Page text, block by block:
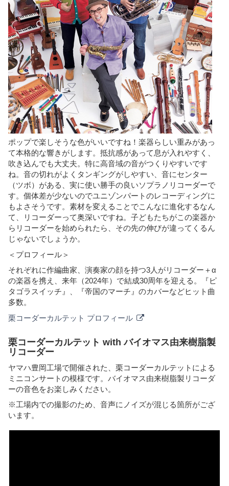
ポップで楽しそうな色がいいですね！楽器らしい重みがあっ
て本格的な響きがします。抵抗感があって息が入れやすく、
吹き込んでも大丈夫。特に高音域の音がつくりやすいです
ね。音の切れがよくタンギングがしやすい、音にセンター
（ツボ）がある、実に使い勝手の良いソプラノリコーダーで
す。個体差が少ないのでユニゾンパートのレコーディングに
もよさそうです。素材を変えることでこんなに進化するなん
て、リコーダーって奥深いですね。子どもたちがこの楽器か
らリコーダーを始められたら、その先の伸びが違ってくるん
じゃないでしょうか。
＜プロフィール＞
それぞれに作編曲家、演奏家の顔を持つ3人がリコーダー＋α
の楽器を携え、来年（2024年）で結成30周年を迎える。『ピ
タゴラスイッチ』、『帝国のマーチ』のカバーなどヒット曲
多数。
栗コーダーカルテット プロフィール
栗コーダーカルテット with バイオマス由来樹脂製
リコーダー
ヤマハ豊岡工場で開催された、栗コーダーカルテットによる
ミニコンサートの模様です。バイオマス由来樹脂製リコーダ
ーの音色をお楽しみください。
※工場内での撮影のため、音声にノイズが混じる箇所がござ
います。